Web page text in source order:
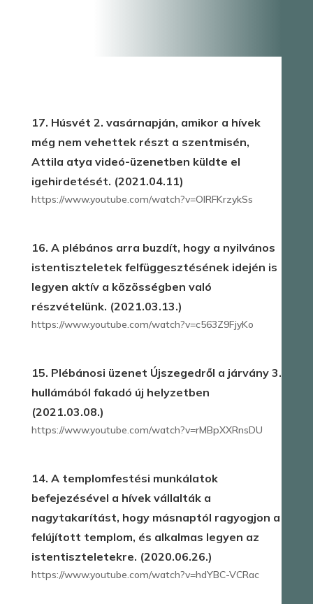
17. Húsvét 2. vasárnapján, amikor a hívek
még nem vehettek részt a szentmisén,
Attila atya videó-üzenetben küldte el
igehirdetését. (2021.04.11)
https://www.youtube.com/watch?v=OIRFKrzykSs
16. A plébános arra buzdít, hogy a nyilvános
istentiszteletek felfüggesztésének idején is
legyen aktív a közösségben való
részvételünk. (2021.03.13.)
https://www.youtube.com/watch?v=c563Z9FjyKo
15. Plébánosi üzenet Újszegedről a járvány 3.
hullámából fakadó új helyzetben
(2021.03.08.)
https://www.youtube.com/watch?v=rMBpXXRnsDU
14. A templomfestési munkálatok
befejezésével a hívek vállalták a
nagytakarítást, hogy másnaptól ragyogjon a
felújított templom, és alkalmas legyen az
istentiszteletekre. (2020.06.26.)
https://www.youtube.com/watch?v=hdYBC-VCRac